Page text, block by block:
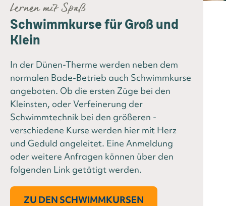
Lernen mit Spaß
Schwimmkurse für Groß und
Klein
In der Dünen-Therme werden neben dem
normalen Bade-Betrieb auch Schwimmkurse
angeboten. Ob die ersten Züge bei den
Kleinsten, oder Verfeinerung der
Schwimmtechnik bei den größeren -
verschiedene Kurse werden hier mit Herz
und Geduld angeleitet. Eine Anmeldung
oder weitere Anfragen können über den
folgenden Link getätigt werden.
ZU DEN SCHWIMMKURSEN